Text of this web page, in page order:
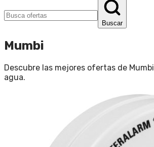
Buscar
Mumbi
Descubre las mejores ofertas de Mumbi
agua.